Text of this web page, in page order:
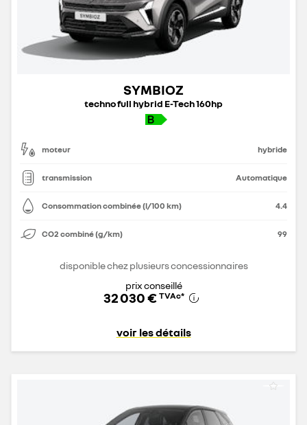
SYMBIOZ
techno full hybrid E-Tech 160hp
moteur hybride
transmission Automatique
Consommation combinée (l/100 km) 4.4
CO2 combiné (g/km) 99
disponible chez plusieurs concessionnaires
prix conseillé
32 030 € TVAc*
voir les détails